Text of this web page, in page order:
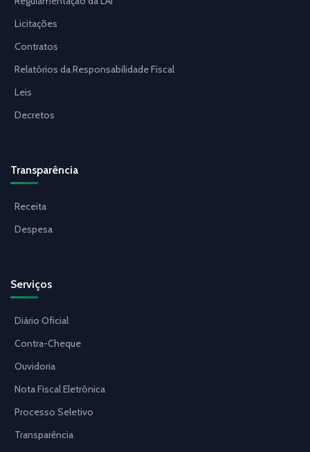
Licitações
Contratos
Relatórios da Responsabilidade Fiscal
Leis
Decretos
Transparência
Receita
Despesa
Serviços
Diário Oficial
Contra-Cheque
Ouvidoria
Nota Fiscal Eletrônica
Processo Seletivo
Transparência